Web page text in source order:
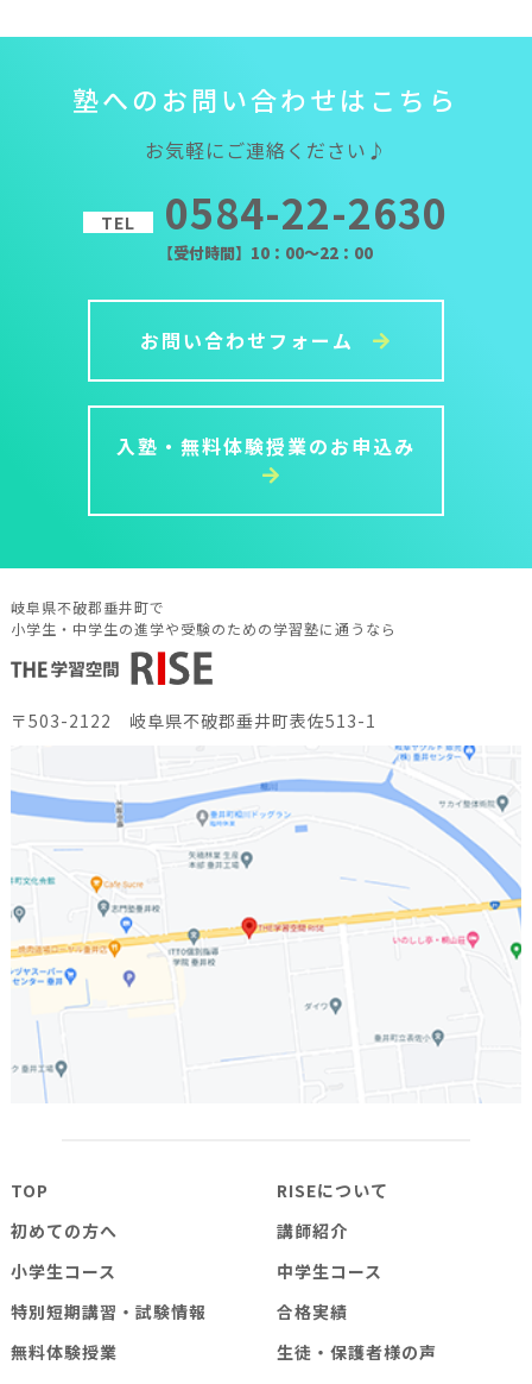
塾への お問い合わせは こ ち ら
お気軽にご連絡ください♪
TEL 0584-22-2630
【受付時間】10：00～22：00
お問い合わせフォーム
入塾・無料体験授業のお申込み
岐阜県不破郡垂井町で
小学生・中学生の進学や受験のための学習塾に通うなら
〒503-2122 岐阜県不破郡垂井町表佐513-1
TOP
RISEについて
初めての方へ
講師紹介
小学生コース
中学生コース
特別短期講習・試験情報
合格実績
無料体験授業
生徒・保護者様の声